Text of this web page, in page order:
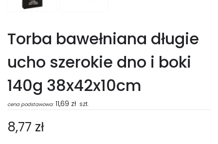
Torba bawełniana długie
ucho szerokie dno i boki
140g 38x42x10cm
cena podstawowa: 11,69 zł szt.
8,77 zł